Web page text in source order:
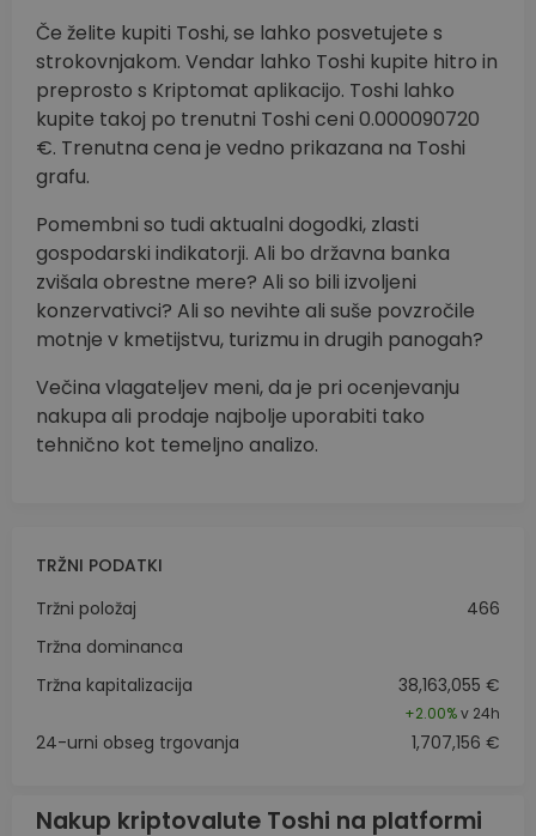
Če želite kupiti Toshi, se lahko posvetujete s
strokovnjakom. Vendar lahko Toshi kupite hitro in
preprosto s Kriptomat aplikacijo. Toshi lahko
kupite takoj po trenutni Toshi ceni 0.000090720
€. Trenutna cena je vedno prikazana na Toshi
grafu.
Pomembni so tudi aktualni dogodki, zlasti
gospodarski indikatorji. Ali bo državna banka
zvišala obrestne mere? Ali so bili izvoljeni
konzervativci? Ali so nevihte ali suše povzročile
motnje v kmetijstvu, turizmu in drugih panogah?
Večina vlagateljev meni, da je pri ocenjevanju
nakupa ali prodaje najbolje uporabiti tako
tehnično kot temeljno analizo.
TRŽNI PODATKI
Tržni položaj
466
Tržna dominanca
Tržna kapitalizacija
38,163,055 €
+2.00%v 24h
24-urni obseg trgovanja 1,707,156 €
Nakup kriptovalute Toshi na platformi